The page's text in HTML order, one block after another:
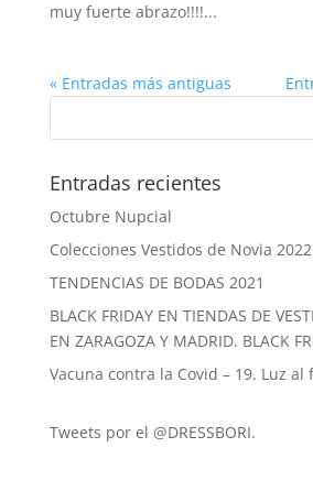
muy fuerte abrazo!!!!...
« Entradas más antiguas
Entradas recientes
Octubre Nupcial
Colecciones Vestidos de Novia 2022
TENDENCIAS DE BODAS 2021
BLACK FRIDAY EN TIENDAS DE
EN ZARAGOZA Y MADRID. BLACK
Vacuna contra la Covid – 19. Luz
Tweets por el @DRESSBORI.